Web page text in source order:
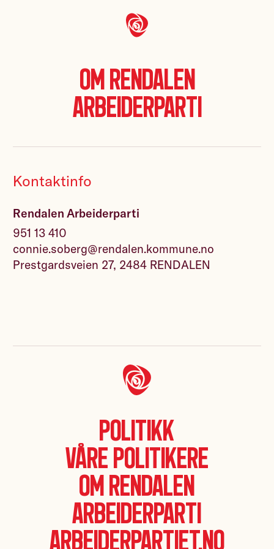
Om Rendalen
Arbeiderparti
Kontaktinfo
Rendalen Arbeiderparti
951 13 410
connie.soberg@rendalen.kommune.no
Prestgardsveien 27, 2484 RENDALEN
Politikk
Våre politikere
Om Rendalen
Arbeiderparti
Arbeiderpartiet.no